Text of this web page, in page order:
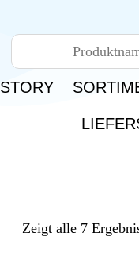
STORY
Zeigt alle 7